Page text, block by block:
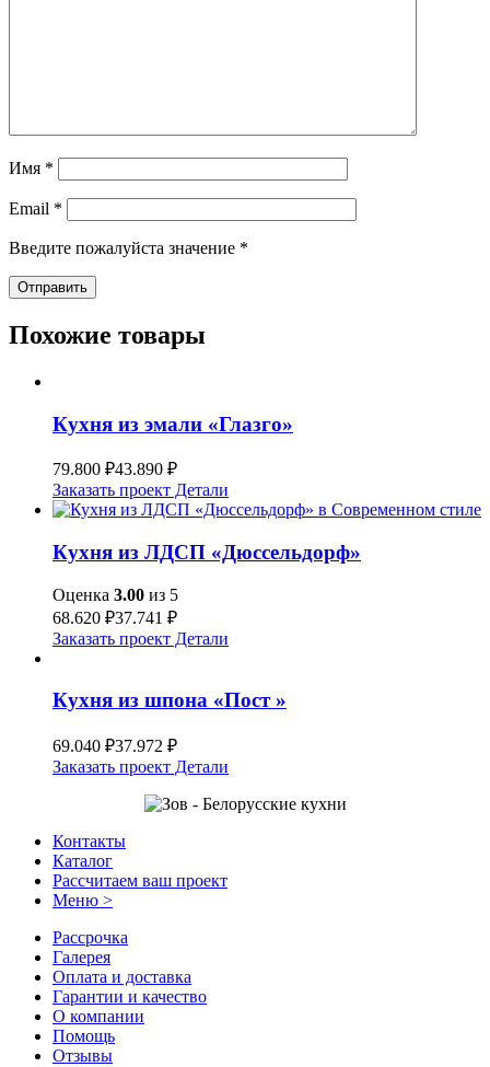
Имя *
Email *
Введите пожалуйста значение *
Похожие товары
Кухня из эмали «Глазго»
79.800 ₽43.890 ₽
Заказать проект Детали
Кухня из ЛДСП «Дюссельдорф»
Оценка 3.00 из 5
68.620 ₽37.741 ₽
Заказать проект Детали
Кухня из шпона «Пост »
69.040 ₽37.972 ₽
Заказать проект Детали
Контакты
Каталог
Рассчитаем ваш проект
Меню >
Рассрочка
Галерея
Оплата и доставка
Гарантии и качество
О компании
Помощь
Отзывы